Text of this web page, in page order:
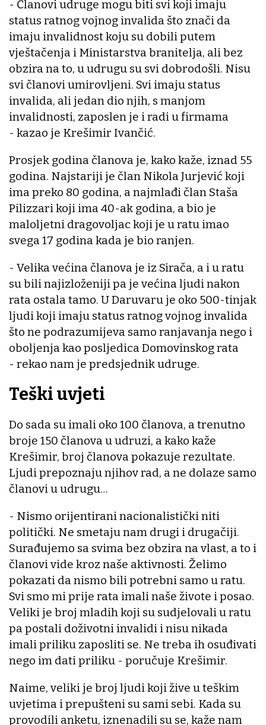
- Članovi udruge mogu biti svi koji imaju
status ratnog vojnog invalida što znači da
imaju invalidnost koju su dobili putem
vještačenja i Ministarstva branitelja, ali bez
obzira na to, u udrugu su svi dobrodošli. Nisu
svi članovi umirovljeni. Svi imaju status
invalida, ali jedan dio njih, s manjom
invalidnosti, zaposlen je i radi u firmama
- kazao je Krešimir Ivančić.
Prosjek godina članova je, kako kaže, iznad 55
godina. Najstariji je član Nikola Jurjević koji
ima preko 80 godina, a najmlađi član Staša
Pilizzari koji ima 40-ak godina, a bio je
maloljetni dragovoljac koji je u ratu imao
svega 17 godina kada je bio ranjen.
- Velika većina članova je iz Sirača, a i u ratu
su bili najizloženiji pa je većina ljudi nakon
rata ostala tamo. U Daruvaru je oko 500-tinjak
ljudi koji imaju status ratnog vojnog invalida
što ne podrazumijeva samo ranjavanja nego i
oboljenja kao posljedica Domovinskog rata
- rekao nam je predsjednik udruge.
Teški uvjeti
Do sada su imali oko 100 članova, a trenutno
broje 150 članova u udruzi, a kako kaže
Krešimir, broj članova pokazuje rezultate.
Ljudi prepoznaju njihov rad, a ne dolaze samo
članovi u udrugu…
- Nismo orijentirani nacionalistički niti
politički. Ne smetaju nam drugi i drugačiji.
Surađujemo sa svima bez obzira na vlast, a to i
članovi vide kroz naše aktivnosti. Želimo
pokazati da nismo bili potrebni samo u ratu.
Svi smo mi prije rata imali naše živote i posao.
Veliki je broj mladih koji su sudjelovali u ratu
pa postali doživotni invalidi i nisu nikada
imali priliku zaposliti se. Ne treba ih osuđivati
nego im dati priliku - poručuje Krešimir.
Naime, veliki je broj ljudi koji žive u teškim
uvjetima i prepušteni su sami sebi. Kada su
provodili anketu, iznenadili su se, kaže nam